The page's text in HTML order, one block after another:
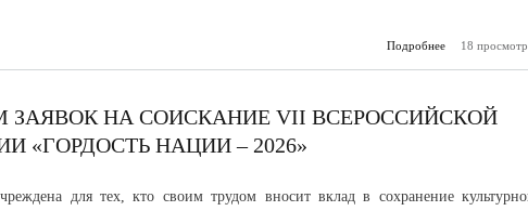
Подробнее
о Как выбрать
18
НА СОИСКАНИЕ VII ВСЕРОССИЙСКОЙ
«ГОРДОСТЬ НАЦИИ – 2026»
для тех, кто своим трудом вносит вклад в сохранение